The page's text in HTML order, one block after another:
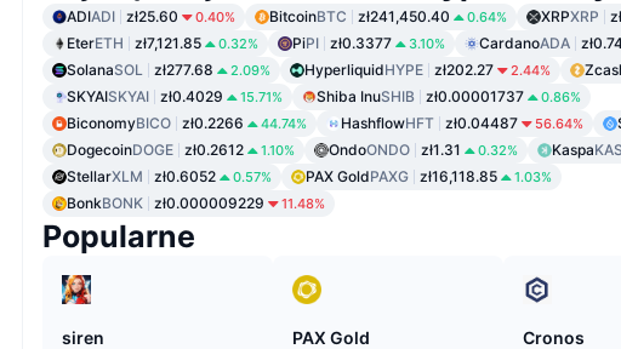
ADIADI zł25.60 0.40% BitcoinBTC zł241,450.40 0.64% XRPXRP
EterETH zł7,121.85 0.32% PiPI zł0.3377 3.10% CardanoADA
SolanaSOL zł277.68 2.09% HyperliquidHYPE zł202.27 2.44%
SKYAISKYAI zł0.4029 15.71% Shiba InuSHIB zł0.00001737 0.86%
BiconomyBICO zł0.2266 44.74% HashflowHFT zł0.04487 56.64%
DogecoinDOGE zł0.2612 1.10% OndoONDO zł1.31 0.32% KaspaKAS
StellarXLM zł0.6052 0.57% PAX GoldPAXG zł16,118.85 1.03%
BonkBONK zł0.000009229 11.48%
Popularne
siren
PAX Gold
Cronos